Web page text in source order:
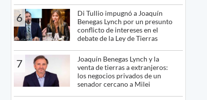
6
Di Tullio impugnó a Joaquín
Benegas Lynch por un presunto
conflicto de intereses en el
debate de la Ley de Tierras
7
Joaquín Benegas Lynch y la
venta de tierras a extranjeros:
los negocios privados de un
senador cercano a Milei